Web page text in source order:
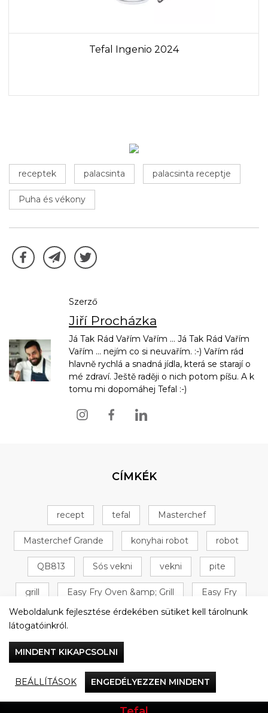
Tefal Ingenio 2024
receptek palacsinta palacsinta receptje
Puha és vékony
Szerző
Jiří Procházka
Já Tak Rád Vařím Vařím ... Já Tak Rád Vařím
Vařím ... nejím co si neuvařím. :-) Vařím rád
hlavně rychlá a snadná jídla, která se starají o
mé zdraví. Ještě raději o nich potom píšu. A k
tomu mi dopomáhej Tefal :-)
CÍMKÉK
recept tefal Masterchef
Masterchef Grande konyhai robot robot
QB813 Sós vekni vekni pite
grill Easy Fry Oven &amp; Grill Easy Fry
Oven &amp; Grill + 16 következő
Vacsorázzunk együtt
Weboldalunk fejlesztése érdekében sütiket kell tárolnunk
látogatóinkról.
MINDENT KIKAPCSOLNI
BEÁLLÍTÁSOK ENGEDÉLYEZZEN MINDENT